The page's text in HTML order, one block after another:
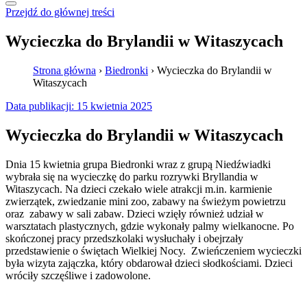
Przejdź do głównej treści
Wycieczka do Brylandii w Witaszycach
Strona główna › Biedronki › Wycieczka do Brylandii w
Witaszycach
Data publikacji: 15 kwietnia 2025
Wycieczka do Brylandii w Witaszycach
Dnia 15 kwietnia grupa Biedronki wraz z grupą Niedźwiadki
wybrała się na wycieczkę do parku rozrywki Bryllandia w
Witaszycach. Na dzieci czekało wiele atrakcji m.in. karmienie
zwierzątek, zwiedzanie mini zoo, zabawy na świeżym powietrzu
oraz zabawy w sali zabaw. Dzieci wzięły również udział w
warsztatach plastycznych, gdzie wykonały palmy wielkanocne. Po
skończonej pracy przedszkolaki wysłuchały i obejrzały
przedstawienie o świętach Wielkiej Nocy. Zwieńczeniem wycieczki
była wizyta zajączka, który obdarował dzieci słodkościami. Dzieci
wróciły szczęśliwe i zadowolone.